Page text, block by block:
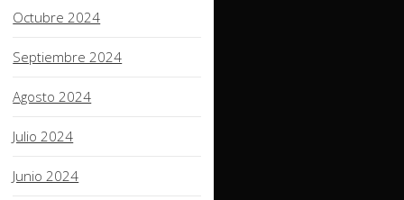
Octubre 2024
Septiembre 2024
Agosto 2024
Julio 2024
Junio 2024